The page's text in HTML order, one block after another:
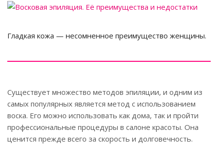
Гладкая кожа — несомненное преимущество женщины.
Существует множество методов эпиляции, и одним из
самых популярных является метод с использованием
воска. Его можно использовать как дома, так и пройти
профессиональные процедуры в салоне красоты. Она
ценится прежде всего за скорость и долговечность.